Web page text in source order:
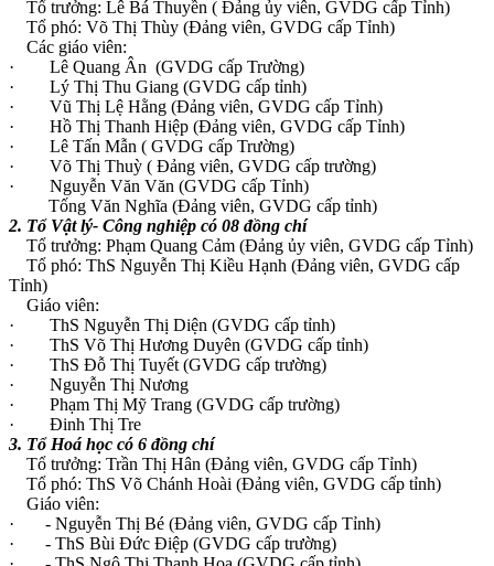
Tổ trưởng: Lê Bá Thuyền ( Đảng ủy viên, GVDG cấp Tỉnh)
Tổ phó: Võ Thị Thùy (Đảng viên, GVDG cấp Tỉnh)
Các giáo viên:
· Lê Quang Ân (GVDG cấp Trường)
· Lý Thị Thu Giang (GVDG cấp tỉnh)
· Vũ Thị Lệ Hằng (Đảng viên, GVDG cấp Tỉnh)
· Hồ Thị Thanh Hiệp (Đảng viên, GVDG cấp Tỉnh)
· Lê Tấn Mẫn ( GVDG cấp Trường)
· Võ Thị Thuỳ ( Đảng viên, GVDG cấp trường)
· Nguyễn Văn Văn (GVDG cấp Tỉnh)
Tống Văn Nghĩa (Đảng viên, GVDG cấp tỉnh)
2. Tổ Vật lý- Công nghiệp có 08 đồng chí
Tổ trưởng: Phạm Quang Cảm (Đảng ủy viên, GVDG cấp Tỉnh)
Tổ phó: ThS Nguyễn Thị Kiều Hạnh (Đảng viên, GVDG cấp
Tỉnh)
Giáo viên:
· ThS Nguyễn Thị Diện (GVDG cấp tỉnh)
· ThS Võ Thị Hương Duyên (GVDG cấp tỉnh)
· ThS Đỗ Thị Tuyết (GVDG cấp trường)
· Nguyễn Thị Nương
· Phạm Thị Mỹ Trang (GVDG cấp trường)
· Đinh Thị Tre
3. Tổ Hoá học có 6 đồng chí
Tổ trưởng: Trần Thị Hân (Đảng viên, GVDG cấp Tỉnh)
Tổ phó: ThS Võ Chánh Hoài (Đảng viên, GVDG cấp tỉnh)
Giáo viên:
· - Nguyễn Thị Bé (Đảng viên, GVDG cấp Tỉnh)
· - ThS Bùi Đức Điệp (GVDG cấp trường)